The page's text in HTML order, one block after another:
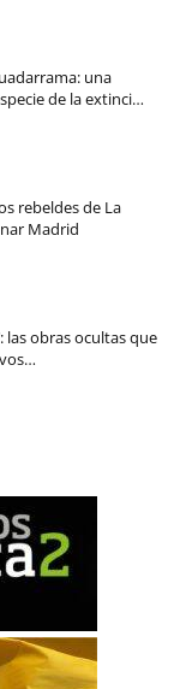
una
de la extinci…
rebeldes de La
Madrid
las obras ocultas que